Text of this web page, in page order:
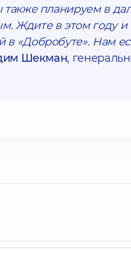
планируем в
Ждите в этом году и
«Добробуте». Нам
Шекман,